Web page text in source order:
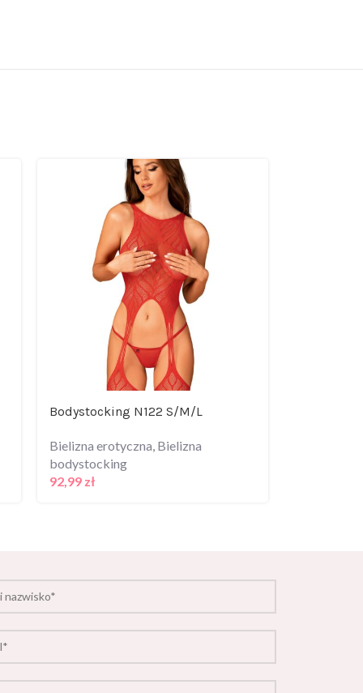
Bodystocking N122 S/M/L
Bielizna erotyczna, Bielizna
bodystocking
92,99 zł